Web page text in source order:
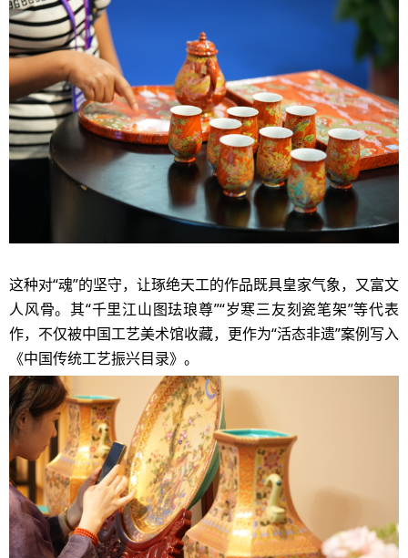
这种对“魂”的坚守，让琢绝天工的作品既具皇家气象，又富文
人风骨。其“千里江山图珐琅尊”“岁寒三友刻瓷笔架”等代表
作，不仅被中国工艺美术馆收藏，更作为“活态非遗”案例写入
《中国传统工艺振兴目录》。